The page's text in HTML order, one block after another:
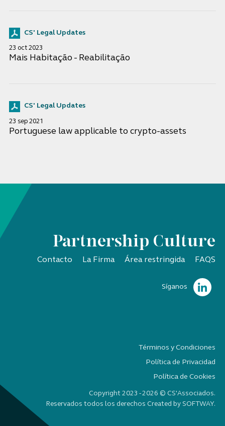
CS' Legal Updates
23 oct 2023
Mais Habitação - Reabilitação
CS' Legal Updates
23 sep 2021
Portuguese law applicable to crypto-assets
Partnership Culture
Contacto La Firma Área restringida FAQS
Síganos
Términos y Condiciones
Política de Privacidad
Política de Cookies
Copyright 2023 - 2026 © CS'Associados.
Reservados todos los derechos Created by SOFTWAY.